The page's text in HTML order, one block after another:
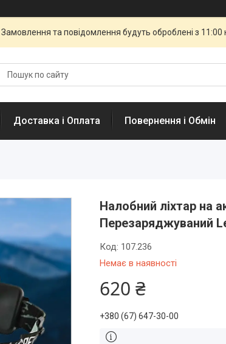
та повідомлення будуть оброблені з
Доставка і Оплата Повернення і Обмін
Налобний ліхтар на
Перезаряджуваний
Немає в наявності
Код: 107.236
620 ₴
+380 (67) 647-30-00